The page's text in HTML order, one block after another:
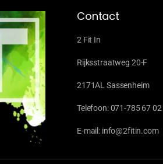
Contact
2 Fit In
Rijksstraatweg 20-F
2171AL Sassenheim
Telefoon: 071-785 67 02
E-mail: info@2fitin.com